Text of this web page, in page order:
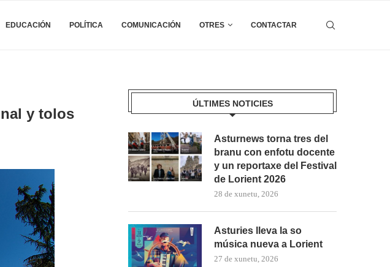
EDUCACIÓN POLÍTICA COMUNICACIÓN OTRES CONTACTAR
y tolos
ÚLTIMES NOTICIES
Asturnews torna tres del
branu con enfotu docente
y un reportaxe del Festival
de Lorient 2026
28 de xunetu, 2026
Asturies lleva la so
música nueva a Lorient
27 de xunetu, 2026